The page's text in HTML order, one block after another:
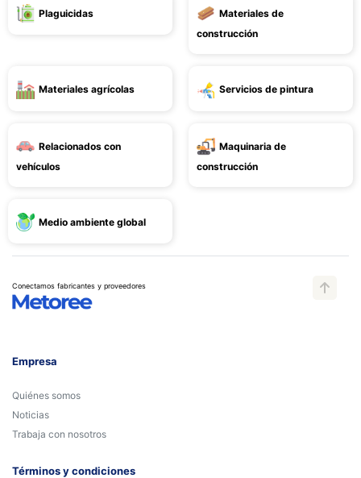
Plaguicidas
Materiales de
construcción
Materiales agrícolas Servicios de pintura
Relacionados con
vehículos
Maquinaria de
construcción
Medio ambiente global
Conectamos fabricantes y proveedores
Empresa
Quiénes somos
Noticias
Trabaja con nosotros
Términos y condiciones